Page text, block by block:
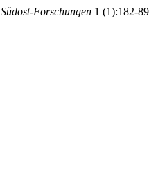
Südost-Forschungen 1 (1):182-